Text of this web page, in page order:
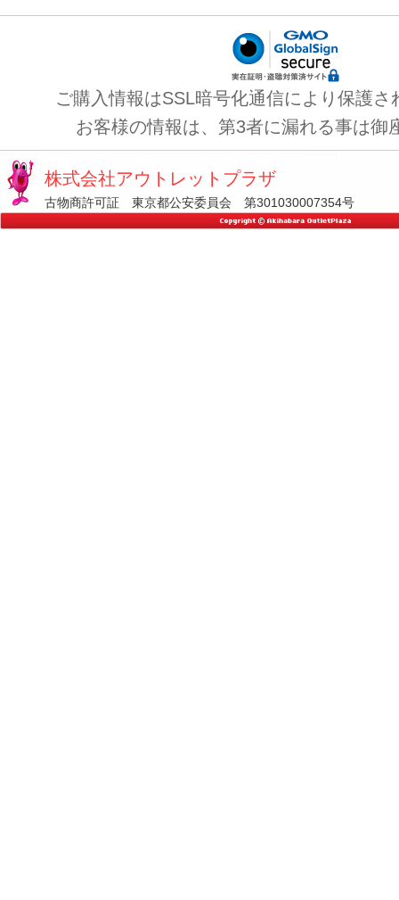
ご購入情報はSSL暗号化通信により保護さ
お客様の情報は、第3者に漏れる事は御
株式会社アウトレットプラザ
古物商許可証 東京都公安委員会 第301030007354号